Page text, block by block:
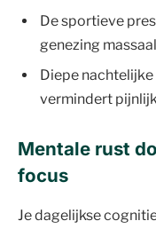
De sportieve
genezing
Diepe
vermindert
Mentale rust
focus
Je dagelijkse